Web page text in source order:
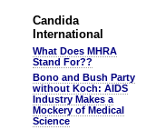
Candida
International
What Does MHRA
Stand For??
Bono and Bush Party
without Koch: AIDS
Industry Makes a
Mockery of Medical
Science